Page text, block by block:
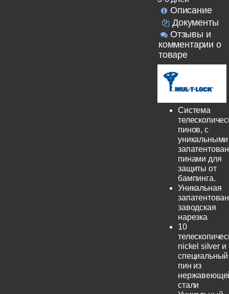
Описание
Документы
Отзывы и
комментарии о
товаре
Система
пинов, с
уникальными
пинами для
защиты от
бампинга.
Уникальная
заводская
нарезка
10
nickel silver и
специальный
пин из
стали